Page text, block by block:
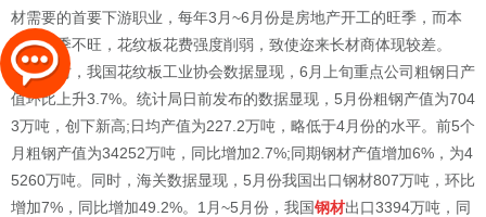
材需要的首要下游职业，每年3月~6月份是房地产开工的旺季，而本
年商旺季不旺，花纹板花费强度削弱，致使迩来长材商体现较差。
与此同时，我国花纹板工业协会数据显现，6月上旬重点公司粗钢日产
值环比上升3.7%。统计局日前发布的数据显现，5月份粗钢产值为704
3万吨，创下新高;日均产值为227.2万吨，略低于4月份的水平。前5个
月粗钢产值为34252万吨，同比增加2.7%;同期钢材产值增加6%，为4
5260万吨。同时，海关数据显现，5月份我国出口钢材807万吨，环比
增加7%，同比增加49.2%。1月~5月份，我国钢材出口3394万吨，同